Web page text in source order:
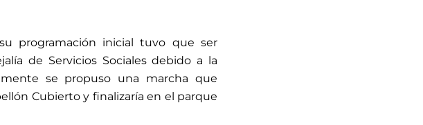
programación inicial tuvo que ser
de Servicios Sociales debido a la
se propuso una marcha que
Cubierto y finalizaría en el parque